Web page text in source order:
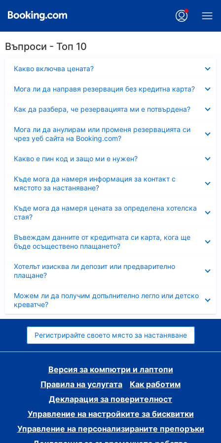
Въпроси - Топ 10
Какво включва цената?
Мога ли да направя резервация без кредитна карта?
Как да разбера, че резервацията ми е потвърдена?
Мога ли да анулирам или променя резервацията си
чрез уеб сайта на Booking.com?
Какво е пин код и защо ми е нужен?
Къде мога да намеря информация за контакт с
мястото за настаняване?
Къде мога да намеря цената за определена хотелска
стая?
Въвеждам данните от кредитната си карта, кога ще
бъде осъществено плащането?
Хотелът изисква ли депозит или предварително
плащане?
Можем ли да получим допълнително легло или детско
креватче?
Регистрирайте своето място за настаняване
Версия за компютри и лаптопи
Правила на услугата
Как работим
Декларация за поверителност
Управление на настройките за бисквитки
Управление на персонализираните препоръки